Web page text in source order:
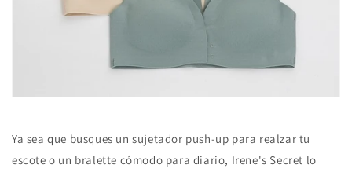
Ya sea que busques un sujetador push-up para realzar tu
escote o un bralette cómodo para diario, Irene's Secret lo